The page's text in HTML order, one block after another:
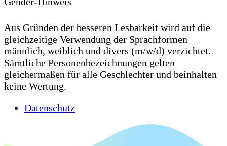
Aus Gründen der besseren Lesbarkeit wird auf die
gleichzeitige Verwendung der Sprachformen
männlich, weiblich und divers (m/w/d) verzichtet.
Sämtliche Personenbezeichnungen gelten
gleichermaßen für alle Geschlechter und beinhalten
keine Wertung.
Datenschutz